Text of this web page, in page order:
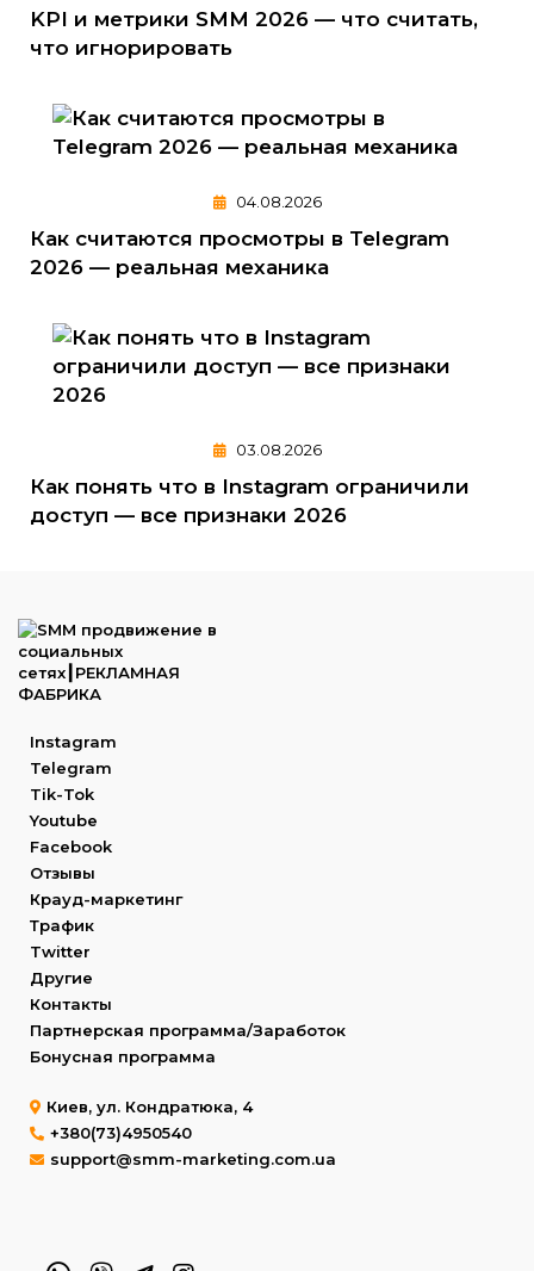
KPI и метрики SMM 2026 — что считать,
что игнорировать
04.08.2026
Как считаются просмотры в Telegram
2026 — реальная механика
03.08.2026
Как понять что в Instagram ограничили
доступ — все признаки 2026
Instagram
Telegram
Tik-Tok
Youtube
Facebook
Отзывы
Крауд-маркетинг
Трафик
Twitter
Другие
Контакты
Партнерская программа/Заработок
Бонусная программа
Киев, ул. Кондратюка, 4
+380(73)4950540
support@smm-marketing.com.ua